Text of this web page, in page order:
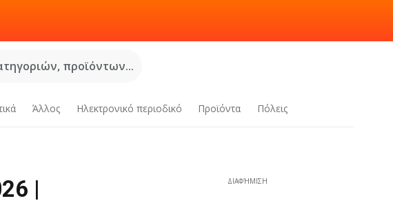
προϊόντων...
Άλλος Ηλεκτρονικό περιοδικό Προϊόντα Πόλεις
|
ΔΙΑΦΉΜΙΣΗ